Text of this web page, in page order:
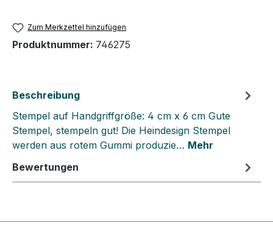
Zum Merkzettel hinzufügen
Produktnummer: 746275
Beschreibung
Stempel auf Handgriffgröße: 4 cm x 6 cm Gute
Stempel, stempeln gut! Die Heindesign Stempel
werden aus rotem Gummi produzie… Mehr
Bewertungen